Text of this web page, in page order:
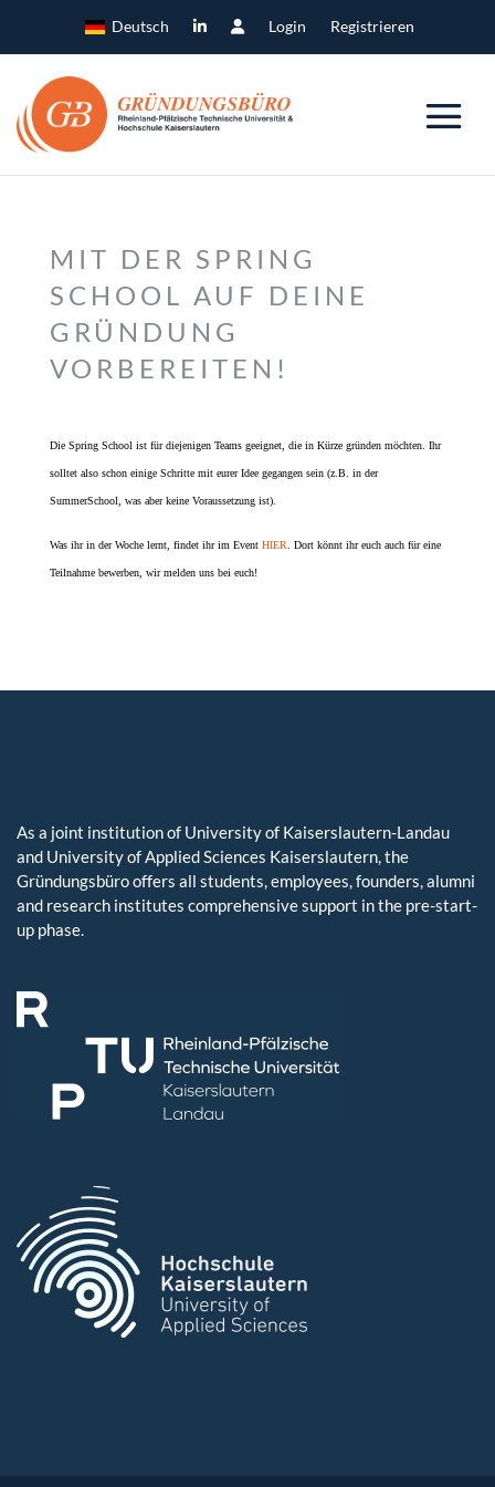
Deutsch Login Registrieren
MIT DER SPRING
SCHOOL AUF DEINE
GRÜNDUNG
VORBEREITEN!
Die Spring School ist für diejenigen Teams geeignet, die in Kürze gründen möchten. Ihr
solltet also schon einige Schritte mit eurer Idee gegangen sein (z.B. in der
SummerSchool, was aber keine Voraussetzung ist).
Was ihr in der Woche lernt, findet ihr im Event HIER . Dort könnt ihr euch auch für eine
Teilnahme bewerben, wir melden uns bei euch!
As a joint institution of University of Kaiserslautern-Landau
and University of Applied Sciences Kaiserslautern, the
Gründungsbüro offers all students, employees, founders, alumni
and research institutes comprehensive support in the pre-start-
up phase.